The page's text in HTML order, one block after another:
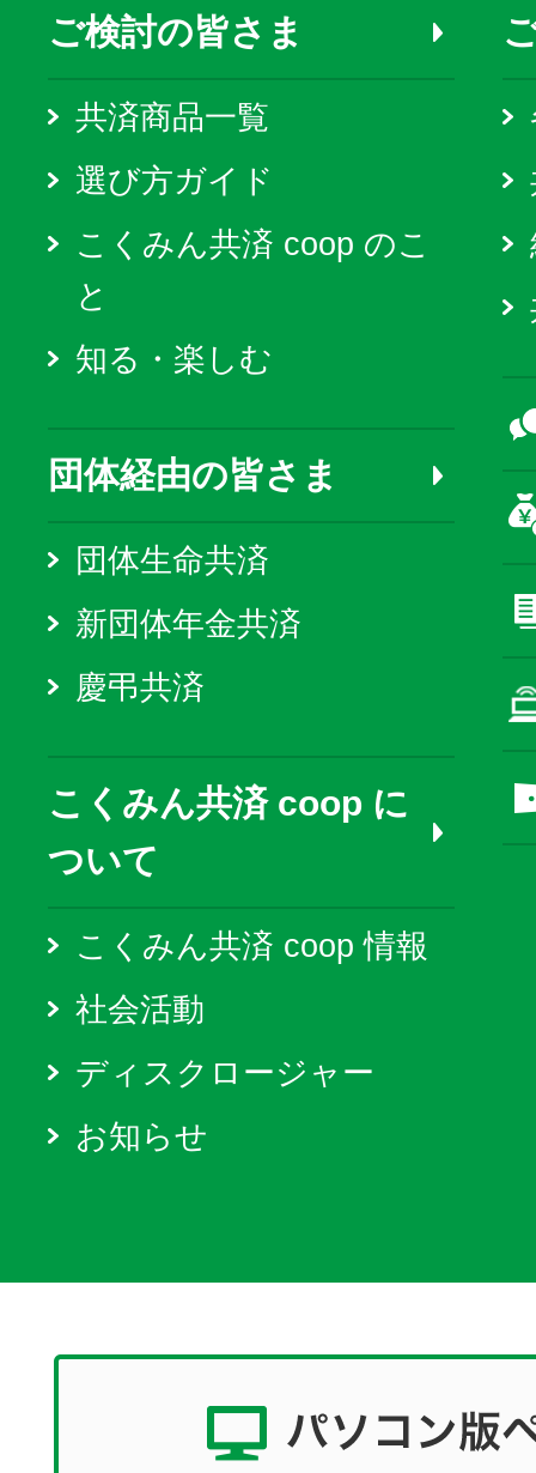
ご検討の皆さま
共済商品一覧
選び方ガイド
こくみん共済 coop のこ
と
知る・楽しむ
団体経由の皆さま
団体生命共済
新団体年金共済
慶弔共済
こくみん共済 coop に
ついて
こくみん共済 coop 情報
社会活動
ディスクロージャー
お知らせ